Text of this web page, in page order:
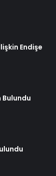
Endişe